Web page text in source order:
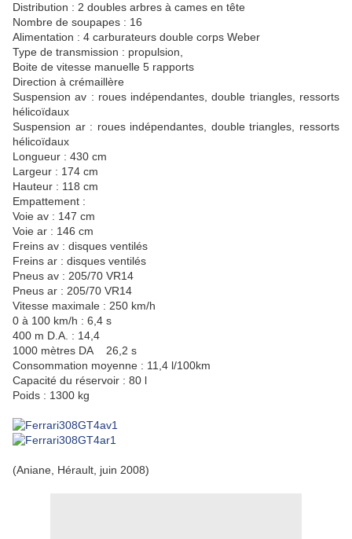
Distribution : 2 doubles arbres à cames en tête
Nombre de soupapes : 16
Alimentation : 4 carburateurs double corps Weber
Type de transmission : propulsion,
Boite de vitesse manuelle 5 rapports
Direction à crémaillère
Suspension av : roues indépendantes, double triangles, ressorts
hélicoïdaux
Suspension ar : roues indépendantes, double triangles, ressorts
hélicoïdaux
Longueur : 430 cm
Largeur : 174 cm
Hauteur : 118 cm
Empattement :
Voie av : 147 cm
Voie ar : 146 cm
Freins av : disques ventilés
Freins ar : disques ventilés
Pneus av : 205/70 VR14
Pneus ar : 205/70 VR14
Vitesse maximale : 250 km/h
0 à 100 km/h : 6,4 s
400 m D.A. : 14,4
1000 mètres DA 26,2 s
Consommation moyenne : 11,4 l/100km
Capacité du réservoir : 80 l
Poids : 1300 kg
(Aniane, Hérault, juin 2008)